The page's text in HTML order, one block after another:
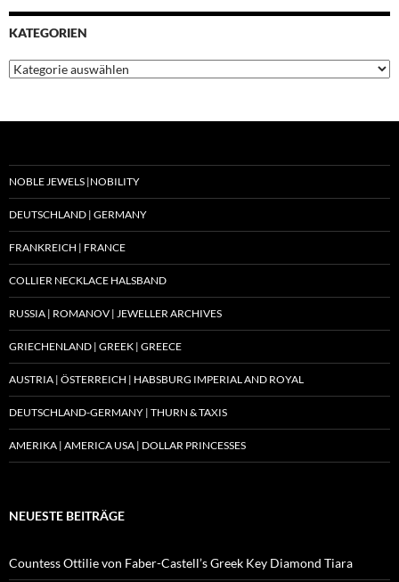
KATEGORIEN
Kategorien
NOBLE JEWELS |NOBILITY
DEUTSCHLAND | GERMANY
FRANKREICH | FRANCE
COLLIER NECKLACE HALSBAND
RUSSIA | ROMANOV | JEWELLER ARCHIVES
GRIECHENLAND | GREEK | GREECE
AUSTRIA | ÖSTERREICH | HABSBURG IMPERIAL AND ROYAL
DEUTSCHLAND-GERMANY | THURN & TAXIS
AMERIKA | AMERICA USA | DOLLAR PRINCESSES
NEUESTE BEITRÄGE
Countess Ottilie von Faber-Castell’s Greek Key Diamond Tiara